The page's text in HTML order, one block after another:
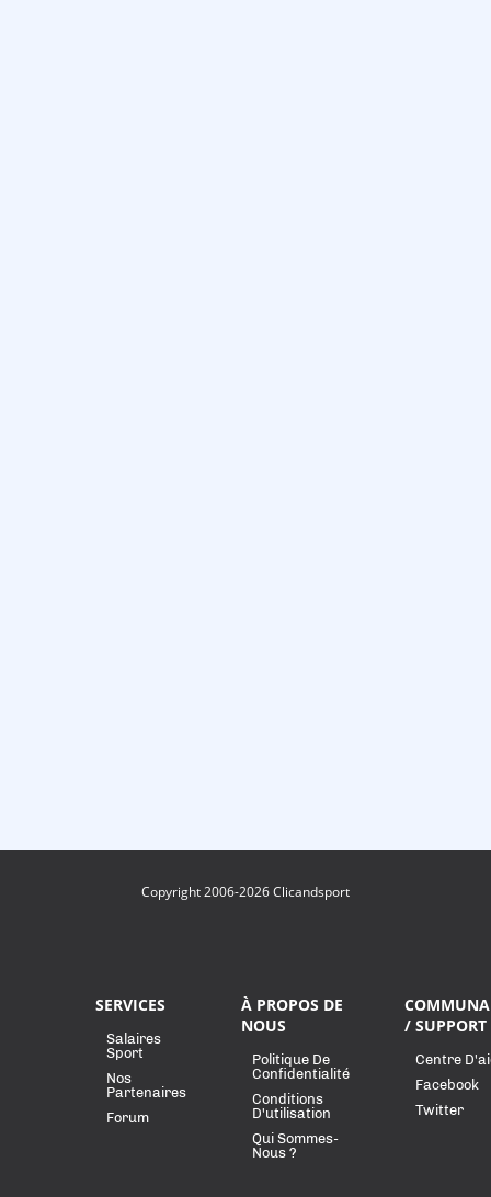
Copyright 2006-2026 Clicandsport
SERVICES
Salaires
Sport
Nos
Partenaires
Forum
À PROPOS DE
NOUS
Politique De
Confidentialité
Conditions
D'utilisation
Qui Sommes-
Nous ?
/ SUPPORT
Centre
Facebook
Twitter